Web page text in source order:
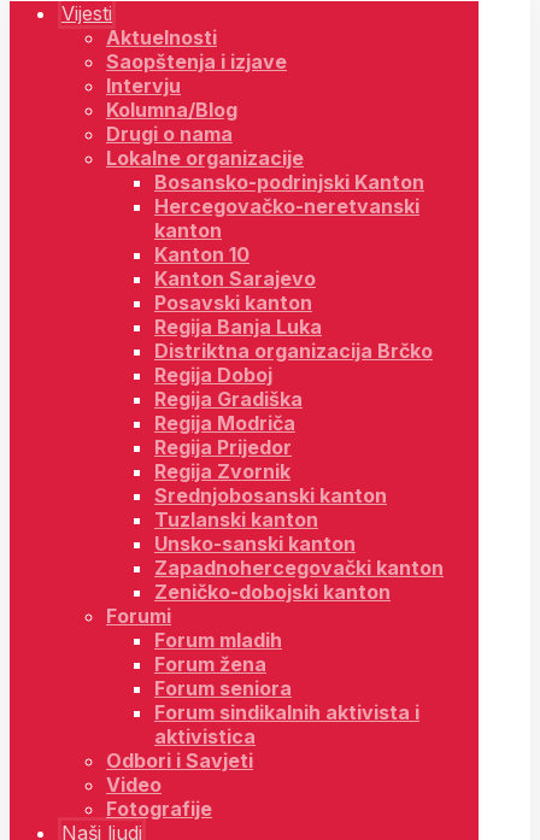
Vijesti
Aktuelnosti
Saopštenja i izjave
Intervju
Kolumna/Blog
Drugi o nama
Lokalne organizacije
Bosansko-podrinjski Kanton
Hercegovačko-neretvanski
kanton
Kanton 10
Kanton Sarajevo
Posavski kanton
Regija Banja Luka
Distriktna organizacija Brčko
Regija Doboj
Regija Gradiška
Regija Modriča
Regija Prijedor
Regija Zvornik
Srednjobosanski kanton
Tuzlanski kanton
Unsko-sanski kanton
Zapadnohercegovački kanton
Zeničko-dobojski kanton
Forumi
Forum mladih
Forum žena
Forum seniora
Forum sindikalnih aktivista i
aktivistica
Odbori i Savjeti
Video
Fotografije
Naši ljudi